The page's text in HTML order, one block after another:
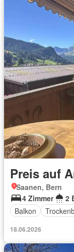
Preis auf
Saanen, Bern
4 Zimmer
2
Balkon
18.06.2026